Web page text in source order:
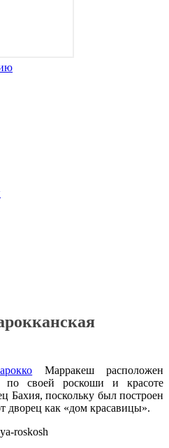
Марракеш расположен
своей роскоши и красоте
Бахия, поскольку был построен
дворец как «дом красавицы».